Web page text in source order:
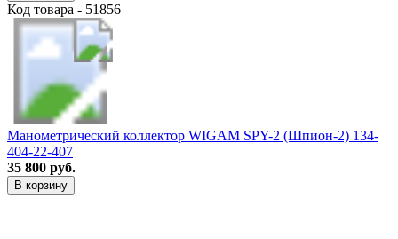
Код товара - 51856
Манометрический коллектор WIGAM SPY-2 (Шпион-2) 134-
404-22-407
35 800 руб.
В корзину